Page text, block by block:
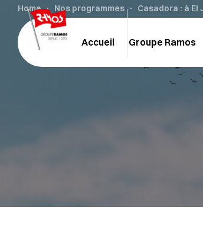
Accueil Groupe Ramos
Home Nos programmes Casadora : à